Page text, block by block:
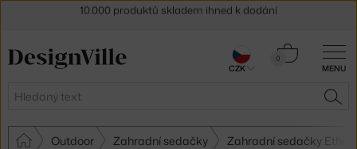
MENU
Hledat
0
Košík
Outdoor Zahradní sedačky Zahradní sedačky
30 dní na vrácení zboží
CZK